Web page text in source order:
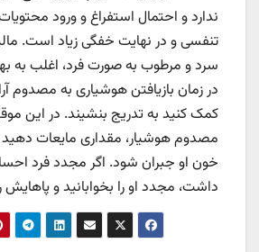
ندارد و احتمال استفراغ و ورود
تنفسی و در نهایت خفگی زیاد است.
سرد و مرطوب به صورت فرد، اغلب به
در زمان بازیافتن هوشیاری به مصدوم
کمک کنید به تدریج بنشیند. در این
مصدوم هوشیار، مقداری مایعات
خون او جبران شود. اگر مجدد فرد
داشت، مجدد او را بخوابانید و پاهایش